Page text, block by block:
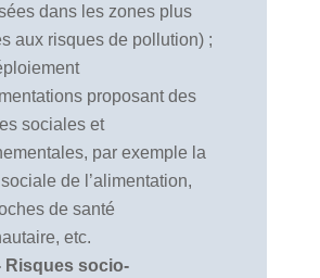
dans les zones plus
aux risques de pollution) ;
proposant des
sociales et
par exemple la
de l’alimentation,
de santé
etc.
Risques socio-